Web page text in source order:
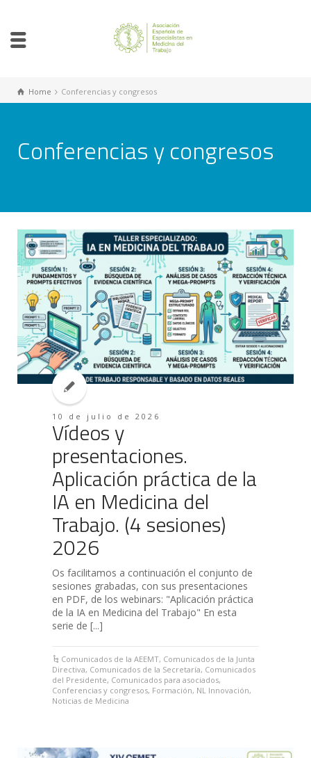
Home Conferencias y congresos
Conferencias y congresos
10 de julio de 2026
Vídeos y
presentaciones.
Aplicación práctica de la
IA en Medicina del
Trabajo. (4 sesiones)
2026
Os facilitamos a continuación el conjunto de
sesiones grabadas, con sus presentaciones
en PDF, de los webinars: "Aplicación práctica
de la IA en Medicina del Trabajo" En esta
serie de [...]
Comunicados de la AEEMT, Comunicados de la Junta
Directiva, Comunicados de la Secretaría, Comunicados
del Presidente, Comunicados para asociados,
Conferencias y congresos, Formación, NL Innovación,
Noticias de Medicina